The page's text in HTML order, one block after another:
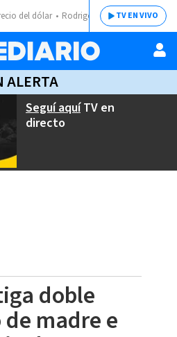
del dólar Rodrigo ChavesTV EN VIVO
ALERTA
Seguí aquíTV en
directo
doble
madre e